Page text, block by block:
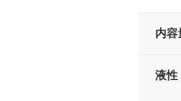
内容
液性